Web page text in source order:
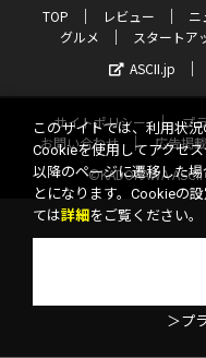
TOP レビュー ニ
グルメ
スタートア
ASCII.jp
サイトポリシー プ
お問い合わせ
広告掲載
©KADOKAWA
このサイトでは、利用状
Cookieを使用してアクセ
以降のページに遷移した
とになります。Cookieの
ては詳細 をご覧ください。
＞プ